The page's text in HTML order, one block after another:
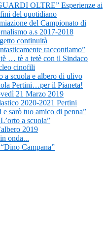
OLTRE” Esperienze ai
del quotidiano
del Campionato di
a.s 2017-2018
continuità
raccontiamo”
… tè a tetè con il Sindaco
cinofili
a scuola e albero di ulivo
Pertini…per il Pianeta!
21 Marzo 2019
2020-2021 Pertini
e sarò tuo amico di penna”
a scuola”
2019
onda...
Campana”